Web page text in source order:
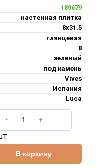
189679
настенная плитка
8х31.5
глянцевая
8
зеленый
под камень
Vives
Испания
Luca
В корзину